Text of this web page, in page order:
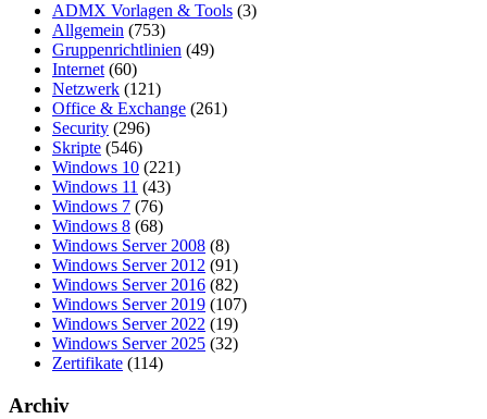
ADMX Vorlagen & Tools (3)
Allgemein (753)
Gruppenrichtlinien (49)
Internet (60)
Netzwerk (121)
Office & Exchange (261)
Security (296)
Skripte (546)
Windows 10 (221)
Windows 11 (43)
Windows 7 (76)
Windows 8 (68)
Windows Server 2008 (8)
Windows Server 2012 (91)
Windows Server 2016 (82)
Windows Server 2019 (107)
Windows Server 2022 (19)
Windows Server 2025 (32)
Zertifikate (114)
Archiv